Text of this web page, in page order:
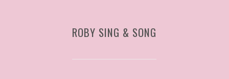
ROBY SING & SONG